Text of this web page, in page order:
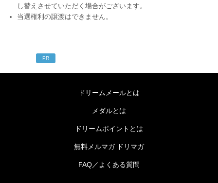
し替えさせていただく場合がございます。
当選権利の譲渡はできません。
PR
ドリームメールとは
メダルとは
ドリームポイントとは
無料メルマガ ドリマガ
FAQ／よくある質問